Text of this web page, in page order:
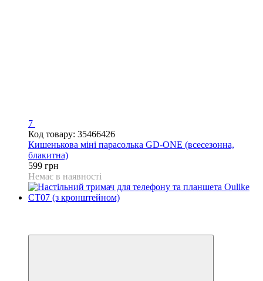
7
Код товару: 35466426
Кишенькова міні парасолька GD-ONE (всесезонна,
блакитна)
599 грн
Немає в наявності